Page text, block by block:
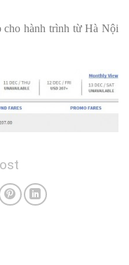
cho hành trình từ Hà Nội